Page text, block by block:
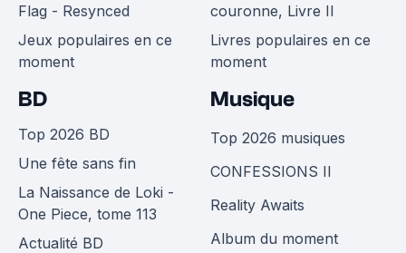
Flag - Resynced
Jeux populaires en ce
moment
couronne, Livre II
Livres populaires en ce
moment
BD
Top 2026 BD
Une fête sans fin
La Naissance de Loki -
One Piece, tome 113
Actualité BD
Musique
Top 2026 musiques
CONFESSIONS II
Reality Awaits
Album du moment